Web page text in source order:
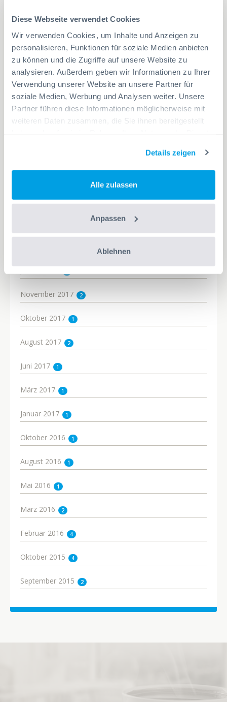
Diese Webseite verwendet Cookies
Wir verwenden Cookies, um Inhalte und Anzeigen zu
personalisieren, Funktionen für soziale Medien anbieten
zu können und die Zugriffe auf unsere Website zu
analysieren. Außerdem geben wir Informationen zu Ihrer
Verwendung unserer Website an unsere Partner für
soziale Medien, Werbung und Analysen weiter. Unsere
Partner führen diese Informationen möglicherweise mit
weiteren Daten zusammen, die Sie ihnen bereitgestellt
Details zeigen
Alle zulassen
Anpassen
Ablehnen
März 2020
November 2019 2
September 2019
Dezember 2018 2
November 2017 2
Oktober 2017 1
August 2017 2
Juni 2017 1
März 2017 1
Januar 2017 1
Oktober 2016 1
August 2016 1
Mai 2016 1
März 2016 2
Februar 2016 4
Oktober 2015 4
September 2015 2